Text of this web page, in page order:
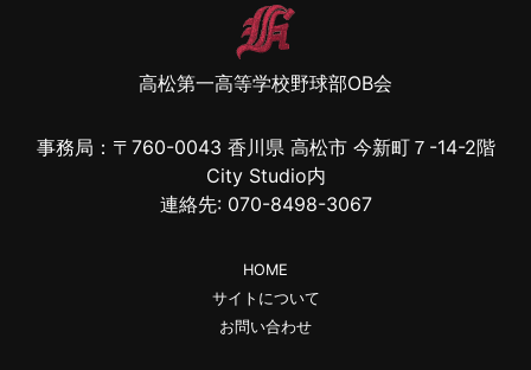
高松第一高等学校野球部OB会
事務局：〒 760-0043 香川県 高松市 今新町７-14-2階
City Studio内
連絡先: 070-8498-3067
HOME
サイトについて
お問い合わせ